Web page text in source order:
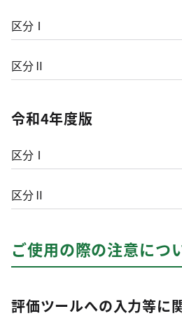
区分Ⅰ
区分Ⅱ
令和4年度版
区分Ⅰ
区分Ⅱ
ご使用の際の注意につ
評価ツールへの入力等に